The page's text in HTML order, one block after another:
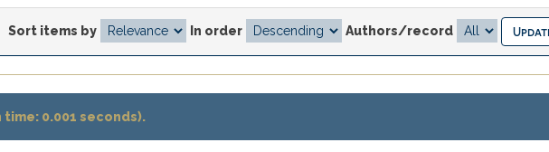
Sort items by In order Authors/record
time: 0.001 seconds).